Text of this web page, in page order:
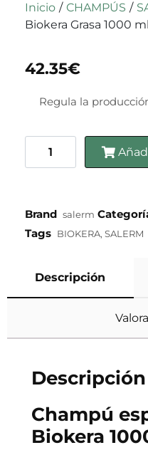
Inicio / CHAMPÚS /
Biokera Grasa 1000 ml
42.35€
Regula la
Brand salerm
Tags BIOKERA, SALERM
Descripción
Descripción
Champú
Biokera